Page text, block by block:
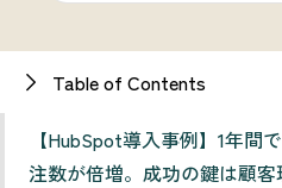
Table of Contents
【HubSpot導入事例】1年間
注数が倍増。成功の鍵は顧